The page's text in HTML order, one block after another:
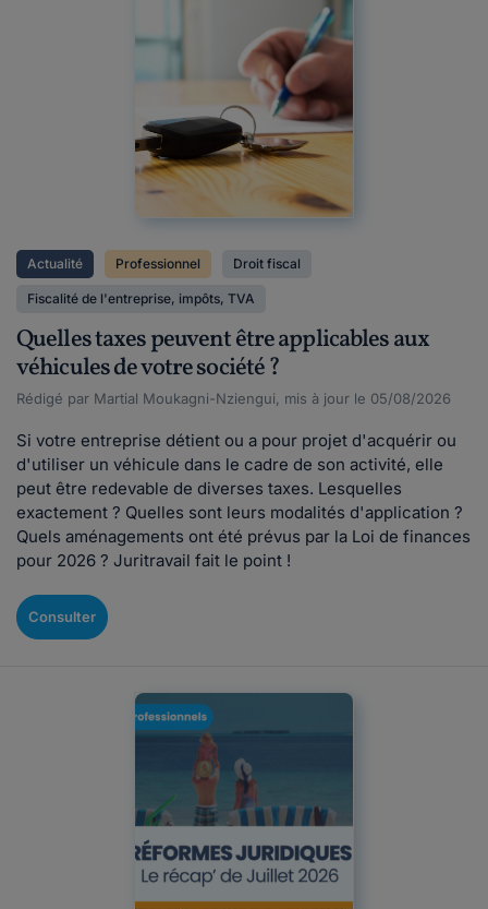
Actualité Professionnel Droit fiscal
Fiscalité de l'entreprise, impôts, TVA
Quelles taxes peuvent être applicables aux
véhicules de votre société ?
Rédigé par Martial Moukagni-Nziengui, mis à jour le 05/08/2026
Si votre entreprise détient ou a pour projet d'acquérir ou
d'utiliser un véhicule dans le cadre de son activité, elle
peut être redevable de diverses taxes. Lesquelles
exactement ? Quelles sont leurs modalités d'application ?
Quels aménagements ont été prévus par la Loi de finances
pour 2026 ? Juritravail fait le point !
Consulter